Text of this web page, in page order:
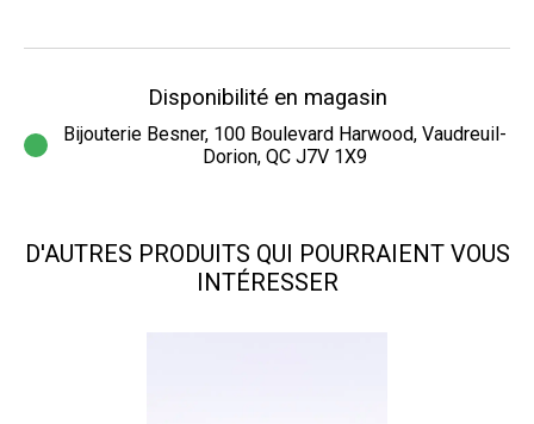
Disponibilité en magasin
Bijouterie Besner, 100 Boulevard Harwood, Vaudreuil-
Dorion, QC J7V 1X9
D'AUTRES PRODUITS QUI POURRAIENT VOUS
INTÉRESSER